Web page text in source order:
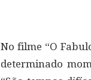
No filme “O
determinado